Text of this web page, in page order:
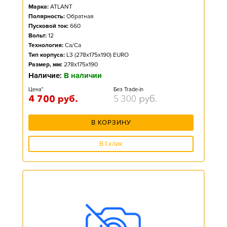
Марка: ATLANT
Полярность: Обратная
Пусковой ток: 660
Вольт: 12
Технология: Ca/Ca
Тип корпуса: L3 (278x175x190) EURO
Размер, мм: 278x175x190
Наличие: В наличии
Цена*
4 700 руб.
Без Trade-in
5 300 руб.
В КОРЗИНУ
В 1 клик